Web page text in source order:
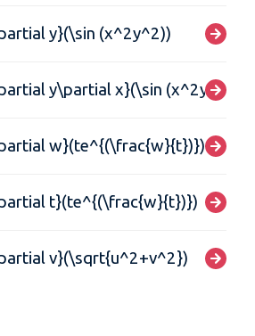
y}(\sin (x^2y^2))
y\partial x}(\sin (x^2y^2))
w}(te^{(\frac{w}{t})})
t}(te^{(\frac{w}{t})})
v}(\sqrt{u^2+v^2})